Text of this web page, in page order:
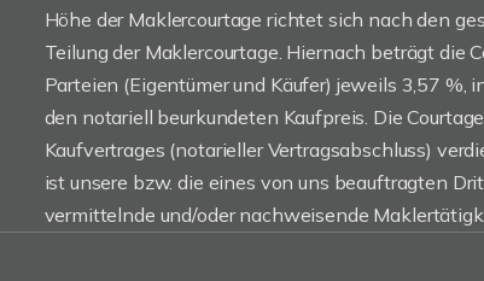
Höhe der Maklercourtage richtet sich nach den
Teilung der Maklercourtage. Hiernach beträgt die
Parteien (Eigentümer und Käufer) jeweils 3,57 %,
den notariell beurkundeten Kaufpreis. Die
Kaufvertrages (notarieller Vertragsabschluss)
ist unsere bzw. die eines von uns beauftragten
vermittelnde und/oder nachweisende